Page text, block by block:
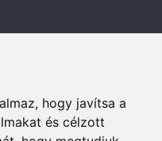
hogy javítsa a
és célzott